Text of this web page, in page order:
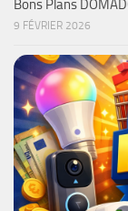
Bons Plans
9 FÉVRIER 2026